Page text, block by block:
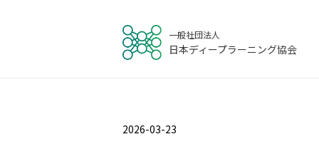
一般社団法人
日本ディープラーニング協会
2026-03-23